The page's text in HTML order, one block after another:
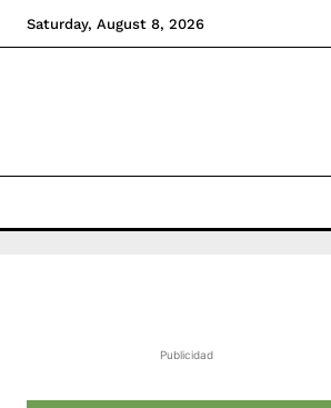
Saturday, August 8, 2026
Publicidad